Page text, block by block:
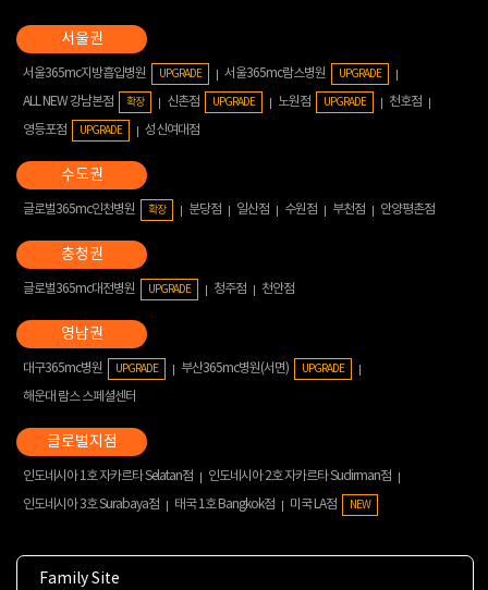
서울365mc지방흡입병원 UPGRADE 서울365mc람스병원 UPGRADE
ALL NEW 강남본점 확장 신촌점 UPGRADE 노원점 UPGRADE
천호점
영등포점
UPGRADE 성신여대점
글로벌365mc인천병원 확장 분당점 일산점 수원점 부천점 안양평촌점
글로벌365mc대전병원 UPGRADE 청주점 천안점
대구365mc병원 UPGRADE 부산365mc병원(서면) UPGRADE
해운대 람스 스페셜센터
인도네시아 1호 자카르타 Selatan점
인도네시아 2호 자카르타 Sudirman점
인도네시아 3호 Surabaya점
태국 1호 Bangkok점 미국 LA점 NEW
Family Site